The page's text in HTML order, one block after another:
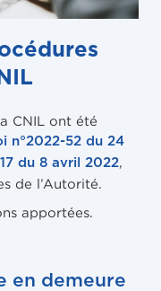
CNIL ont été
n°2022-52 du 24
du 8 avril 2022
de l’Autorité.
apportées.
en demeure